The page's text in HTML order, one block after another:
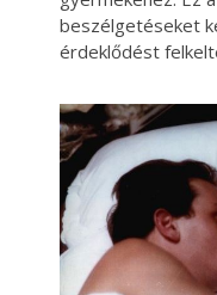
beszélgetéseket
érdeklődést